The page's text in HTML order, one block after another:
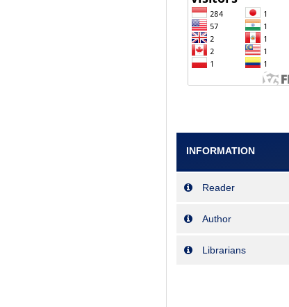
INFORMATION
Reader
Author
Librarians